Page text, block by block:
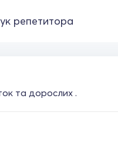
репетитора
та дорослих .